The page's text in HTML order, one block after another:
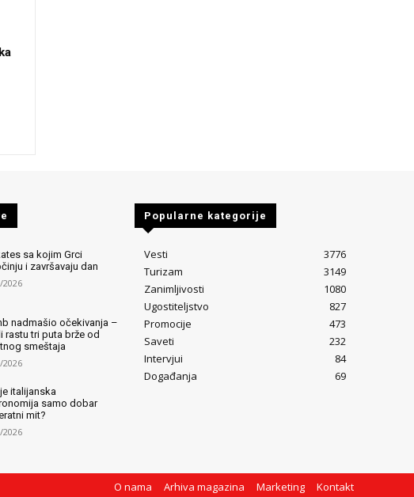
sa kojim Grci
i završavaju dan
2026
nadmašio očekivanja –
rastu tri puta brže od
smeštaja
2026
italijanska
samo dobar
mit?
2026
Popularne kategorije
Vesti
3776
Turizam
3149
Zanimljivosti
1080
Ugostiteljstvo
827
Promocije
473
Saveti
232
Intervjui
84
Događanja
69
O nama Arhiva magazina Marketing Kontakt